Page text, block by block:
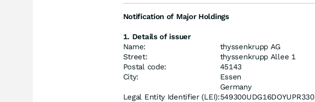
Notification of Major Holdings
1. Details of issuer
Name:
thyssenkrupp AG
Street:
thyssenkrupp Allee 1
Postal code:
45143
City:
Essen
Germany
Legal Entity Identifier (LEI):549300UDG16DOYUPR330